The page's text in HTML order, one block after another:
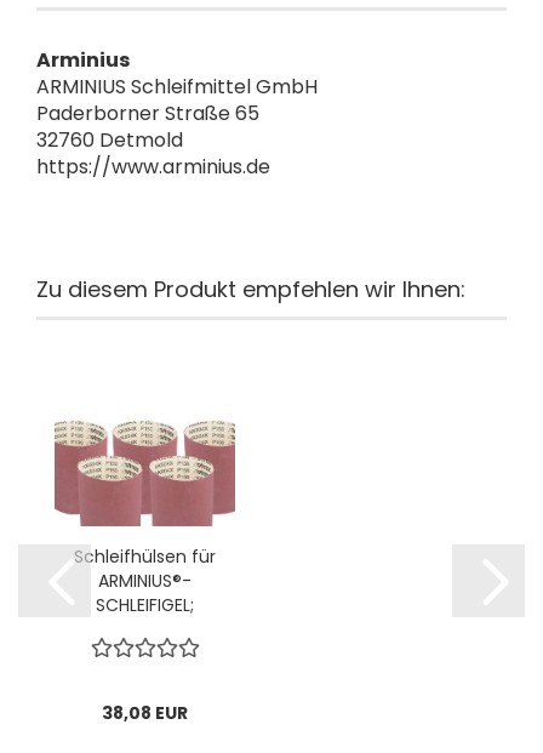
Arminius
ARMINIUS Schleifmittel GmbH
Paderborner Straße 65
32760 Detmold
https://www.arminius.de
Zu diesem Produkt empfehlen wir Ihnen:
Schleifhülsen für
ARMINIUS®-
SCHLEIFIGEL;
VPE = 5 Stck
38,08 EUR